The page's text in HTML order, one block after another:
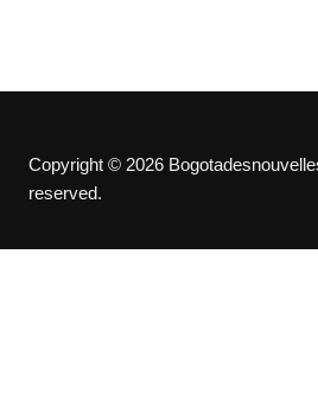
Copyright © 2026
reserved.